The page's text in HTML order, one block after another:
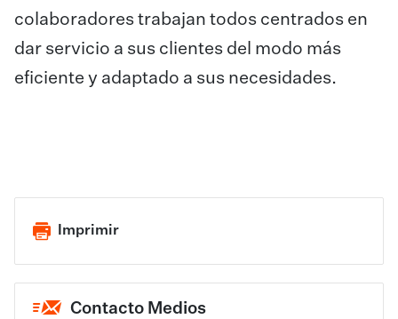
colaboradores trabajan todos centrados en
dar servicio a sus clientes del modo más
eficiente y adaptado a sus necesidades.
Imprimir
Contacto Medios